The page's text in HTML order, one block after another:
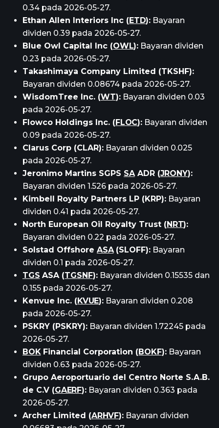
0.34 pada 2026-05-27.
Ethan Allen Interiors Inc (ETD): Bayaran
dividen 0.39 pada 2026-05-27.
Blue Owl Capital Inc (OWL): Bayaran dividen
0.23 pada 2026-05-27.
Takashimaya Company Limited (TKSHF):
Bayaran dividen 0.08674 pada 2026-05-27.
WisdomTree Inc. (WT):Bayaran dividen 0.03
pada 2026-05-27.
Flowco Holdings Inc. (FLOC): Bayaran dividen
0.09 pada 2026-05-27.
Clarus Corp (CLAR): Bayaran dividen 0.025
pada 2026-05-27.
Jeronimo Martins SGPS SAADR (JRONY):
Bayaran dividen 1.526 pada 2026-05-27.
Kimbell Royalty Partners LP (KRP): Bayaran
dividen 0.41 pada 2026-05-27.
North European Oil Royalty Trust (NRT):
Bayaran dividen 0.22 pada 2026-05-27.
Solstad Offshore ASA(SLOFF): Bayaran
dividen 0.1 pada 2026-05-27.
TGS ASA (TGSNF):Bayaran dividen 0.15535 dan
0.155 pada 2026-05-27.
Kenvue Inc. (KVUE): Bayaran dividen 0.208
pada 2026-05-27.
PSKRY (PSKRY): Bayaran dividen 1.72245 pada
2026-05-27.
BOKFinancial Corporation (BOKF):Bayaran
dividen 0.63 pada 2026-05-27.
Grupo Aeroportuario del Centro Norte S.A.B.
de C.V (GAERF): Bayaran dividen 0.363 pada
2026-05-27.
Archer Limited (ARHVF): Bayaran dividen